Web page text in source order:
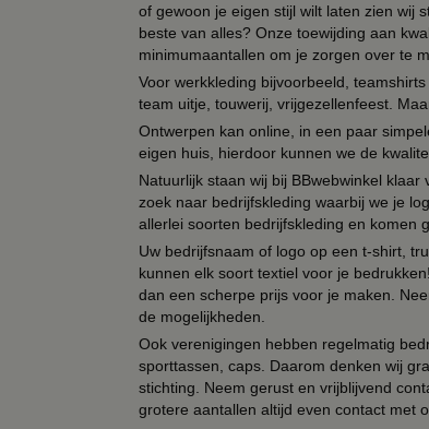
of gewoon je eigen stijl wilt laten zien wij
beste van alles? Onze toewijding aan
minimumaantallen om je zorgen over te
Voor werkkleding bijvoorbeeld,
team uitje, touwerij, vrijgezellenfeest.
Ontwerpen kan online, in een paar
eigen huis, hierdoor kunnen we de
Natuurlijk staan wij bij BBwebwinkel
zoek naar bedrijfskleding waarbij we je
allerlei soorten bedrijfskleding en komen
Uw bedrijfsnaam of logo op een t-shirt,
kunnen elk soort textiel voor je
dan een scherpe prijs voor je maken.
de mogelijkheden.
Ook verenigingen hebben regelmatig
sporttassen, caps. Daarom denken wij
stichting. Neem gerust en vrijblijvend
grotere aantallen altijd even contact met